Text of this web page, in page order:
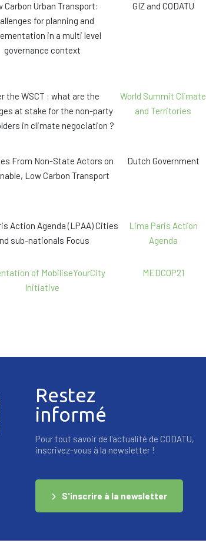
Carbon Urban Transport:
for planning and
in a multi level
governance context
GIZ and CODATU
the WSCT : what are the
at stake for the non-party
in climate negociation ?
World Summit Climate
and Territories
From Non-State Actors on
Low Carbon Transport
Dutch Government
Action Agenda (LPAA) Cities
sub-nationals Focus
Lima Paris Action
Agenda
of MobiliseYourCity
Initiative
MEDCOP21
Restez
informé
Pour tout savoir de l'actualité de CODATU,
inscrivez-vous à la newsletter !
S'inscrire à la newsletter